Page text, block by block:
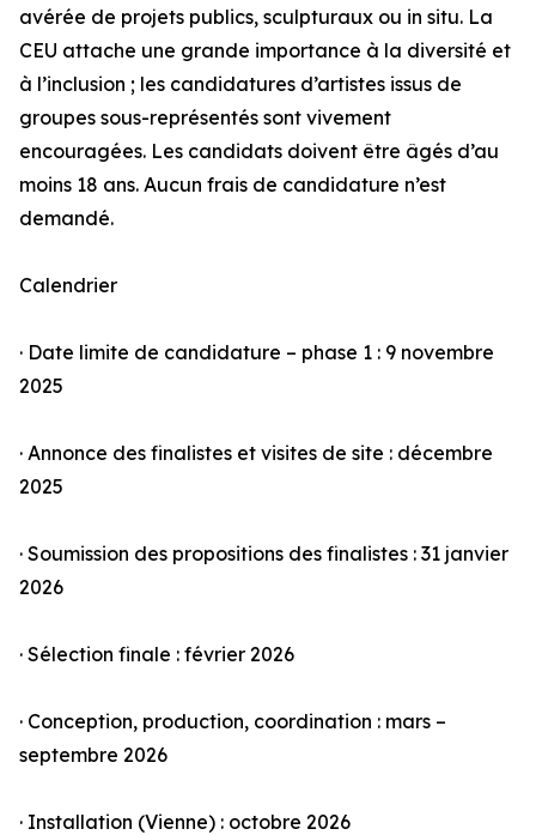
avérée de projets publics, sculpturaux ou in situ. La
CEU attache une grande importance à la diversité et
à l’inclusion ; les candidatures d’artistes issus de
groupes sous-représentés sont vivement
encouragées. Les candidats doivent être âgés d’au
moins 18 ans. Aucun frais de candidature n’est
demandé.
Calendrier
· Date limite de candidature – phase 1 : 9 novembre
2025
· Annonce des finalistes et visites de site : décembre
2025
· Soumission des propositions des finalistes : 31 janvier
2026
· Sélection finale : février 2026
· Conception, production, coordination : mars –
septembre 2026
· Installation (Vienne) : octobre 2026